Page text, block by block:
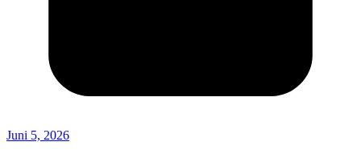
Juni 5, 2026